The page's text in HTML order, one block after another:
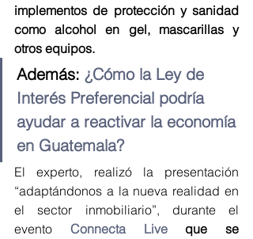
implementos de protección y sanidad
como alcohol en gel, mascarillas y
otros equipos.
Además: ¿Cómo la Ley de
Interés Preferencial podría
ayudar a reactivar la economía
en Guatemala?
El experto, realizó la presentación
“adaptándonos a la nueva realidad en
el sector inmobiliario”, durante el
evento Connecta Live que se